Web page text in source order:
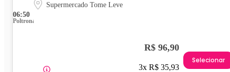
06:50
Supermercado Tome Leve
Poltrona
R$ 96,90
3x R$ 35,93
Selecionar